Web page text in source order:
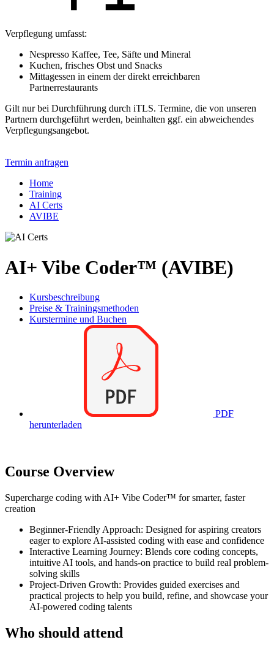
Verpflegung umfasst:
Nespresso Kaffee, Tee, Säfte und Mineral
Kuchen, frisches Obst und Snacks
Mittagessen in einem der direkt erreichbaren
Partnerrestaurants
Gilt nur bei Durchführung durch iTLS. Termine, die von unseren
Partnern durchgeführt werden, beinhalten ggf. ein abweichendes
Verpflegungsangebot.
Termin anfragen
Home
Training
AI Certs
AVIBE
AI+ Vibe Coder™ (AVIBE)
Kursbeschreibung
Preise & Trainingsmethoden
Kurstermine und Buchen
PDF
herunterladen
Course Overview
Supercharge coding with AI+ Vibe Coder™ for smarter, faster
creation
Beginner-Friendly Approach: Designed for aspiring creators
eager to explore AI-assisted coding with ease and confidence
Interactive Learning Journey: Blends core coding concepts,
intuitive AI tools, and hands-on practice to build real problem-
solving skills
Project-Driven Growth: Provides guided exercises and
practical projects to help you build, refine, and showcase your
AI-powered coding talents
Who should attend